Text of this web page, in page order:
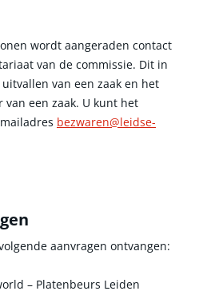
wordt aangeraden contact
van de commissie. Dit in
van een zaak en het
een zaak. U kunt het
bezwaren@leidse-
aanvragen ontvangen:
– Platenbeurs Leiden